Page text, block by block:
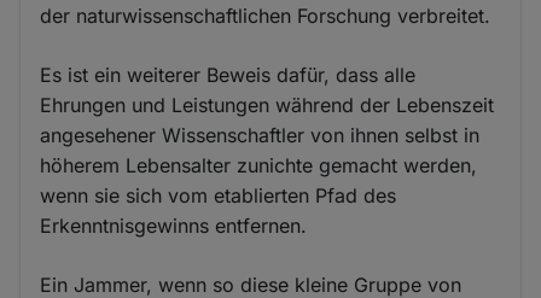
der naturwissenschaftlichen Forschung verbreitet.
Es ist ein weiterer Beweis dafür, dass alle
Ehrungen und Leistungen während der Lebenszeit
angesehener Wissenschaftler von ihnen selbst in
höherem Lebensalter zunichte gemacht werden,
wenn sie sich vom etablierten Pfad des
Erkenntnisgewinns entfernen.
Ein Jammer, wenn so diese kleine Gruppe von